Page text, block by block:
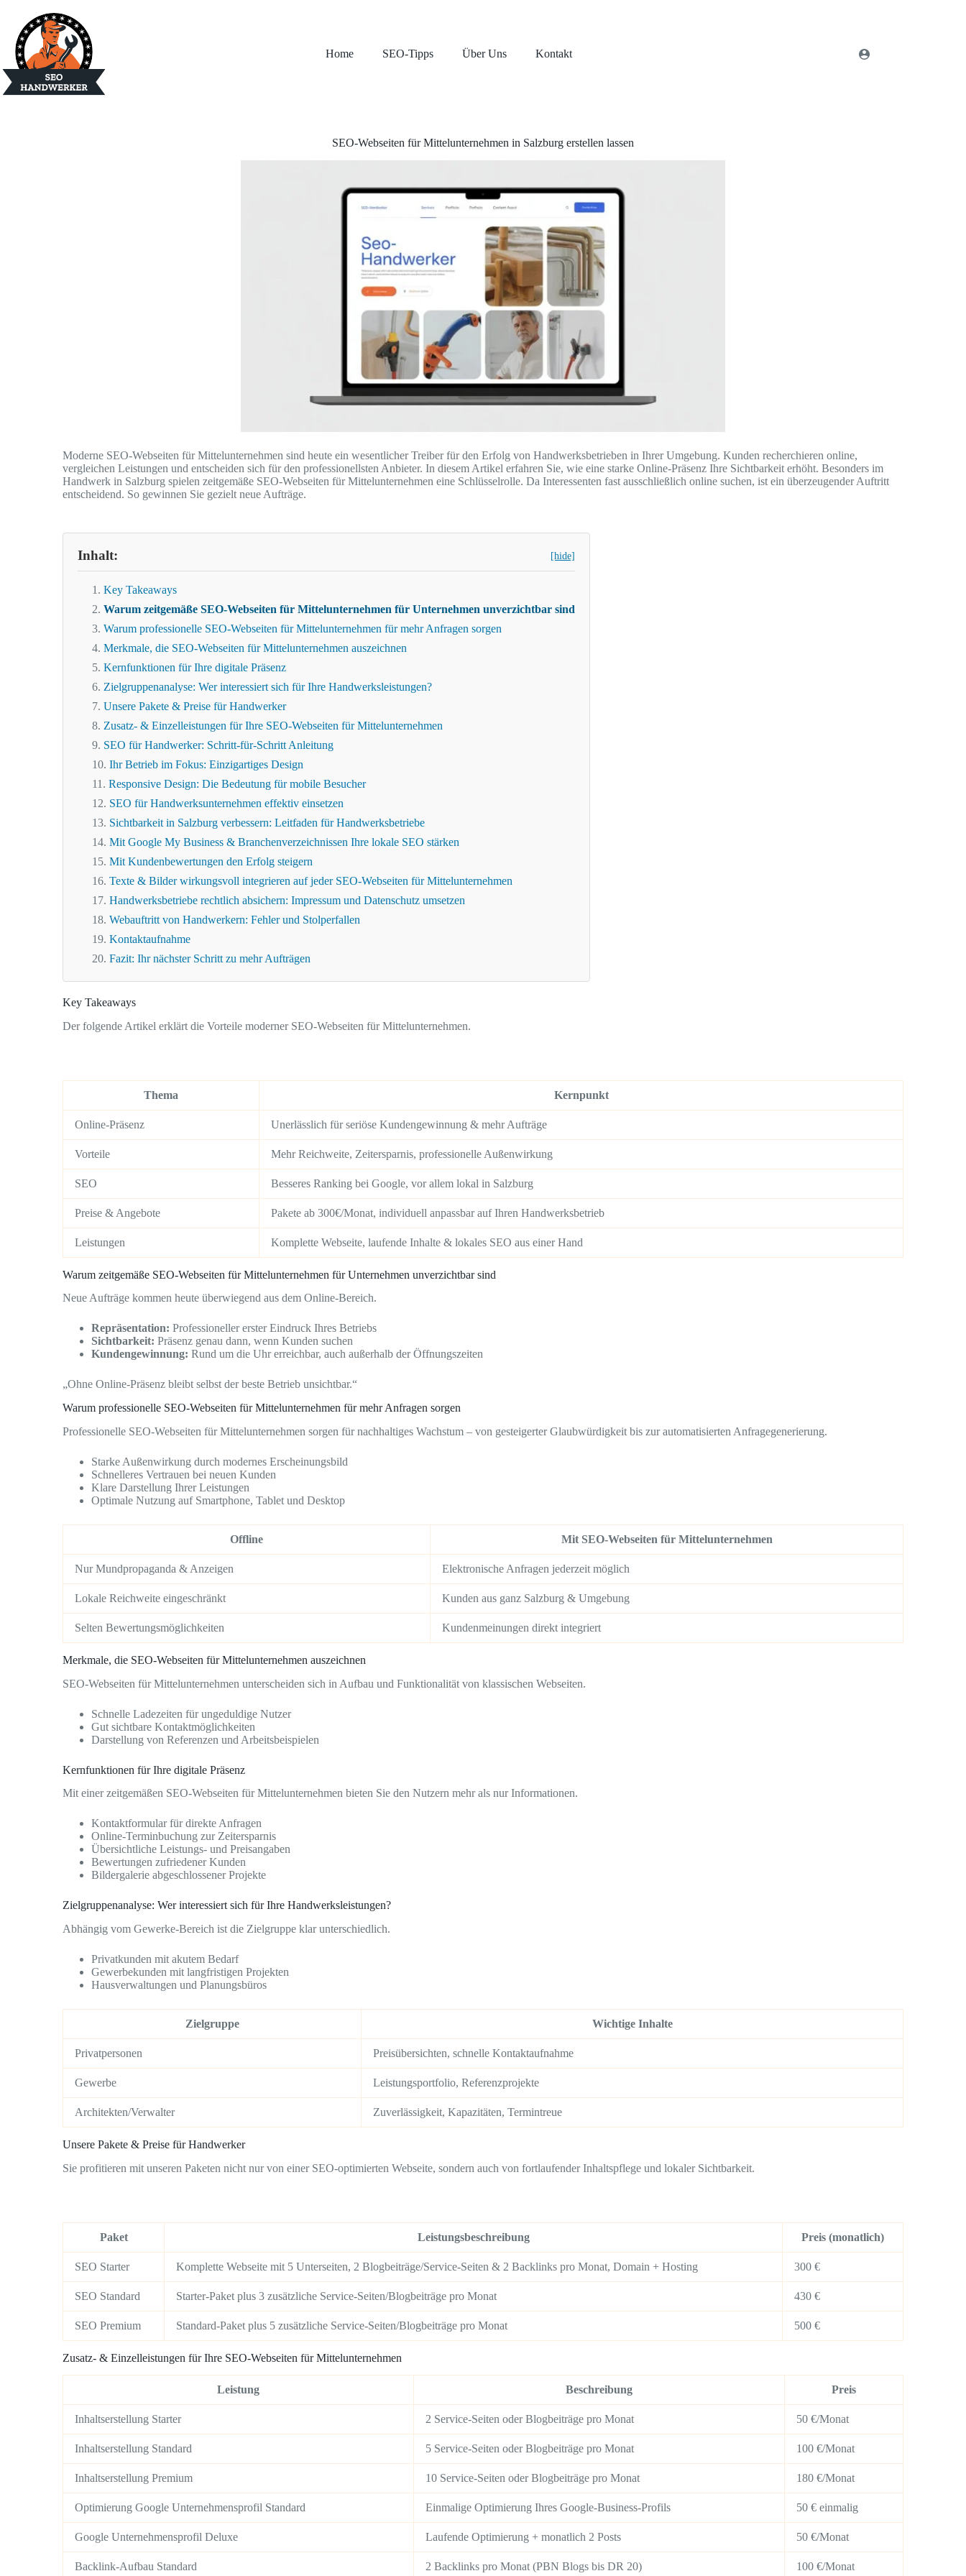
Home SEO-Tipps Über Uns Kontakt
SEO-Webseiten für Mittelunternehmen in Salzburg erstellen lassen
Moderne SEO-Webseiten für Mittelunternehmen sind heute ein wesentlicher Treiber für den Erfolg von Handwerksbetrieben in Ihrer Umgebung. Kunden recherchieren online,
vergleichen Leistungen und entscheiden sich für den professionellsten Anbieter. In diesem Artikel erfahren Sie, wie eine starke Online-Präsenz Ihre Sichtbarkeit erhöht. Besonders im
Handwerk in Salzburg spielen zeitgemäße SEO-Webseiten für Mittelunternehmen eine Schlüsselrolle. Da Interessenten fast ausschließlich online suchen, ist ein überzeugender Auftritt
entscheidend. So gewinnen Sie gezielt neue Aufträge.
Inhalt: [hide]
Key Takeaways
Warum zeitgemäße SEO-Webseiten für Mittelunternehmen für Unternehmen unverzichtbar sind
Warum professionelle SEO-Webseiten für Mittelunternehmen für mehr Anfragen sorgen
Merkmale, die SEO-Webseiten für Mittelunternehmen auszeichnen
Kernfunktionen für Ihre digitale Präsenz
Zielgruppenanalyse: Wer interessiert sich für Ihre Handwerksleistungen?
Unsere Pakete & Preise für Handwerker
Zusatz- & Einzelleistungen für Ihre SEO-Webseiten für Mittelunternehmen
SEO für Handwerker: Schritt-für-Schritt Anleitung
Ihr Betrieb im Fokus: Einzigartiges Design
Responsive Design: Die Bedeutung für mobile Besucher
SEO für Handwerksunternehmen effektiv einsetzen
Sichtbarkeit in Salzburg verbessern: Leitfaden für Handwerksbetriebe
Mit Google My Business & Branchenverzeichnissen Ihre lokale SEO stärken
Mit Kundenbewertungen den Erfolg steigern
Texte & Bilder wirkungsvoll integrieren auf jeder SEO-Webseiten für Mittelunternehmen
Handwerksbetriebe rechtlich absichern: Impressum und Datenschutz umsetzen
Webauftritt von Handwerkern: Fehler und Stolperfallen
Kontaktaufnahme
Fazit: Ihr nächster Schritt zu mehr Aufträgen
Key Takeaways
Der folgende Artikel erklärt die Vorteile moderner SEO-Webseiten für Mittelunternehmen.
Thema Kernpunkt
Online-Präsenz Unerlässlich für seriöse Kundengewinnung & mehr Aufträge
Vorteile Mehr Reichweite, Zeitersparnis, professionelle Außenwirkung
SEO Besseres Ranking bei Google, vor allem lokal in Salzburg
Preise & Angebote Pakete ab 300€/Monat, individuell anpassbar auf Ihren Handwerksbetrieb
Leistungen Komplette Webseite, laufende Inhalte & lokales SEO aus einer Hand
Warum zeitgemäße SEO-Webseiten für Mittelunternehmen für Unternehmen unverzichtbar sind
Neue Aufträge kommen heute überwiegend aus dem Online-Bereich.
Repräsentation: Professioneller erster Eindruck Ihres Betriebs
Sichtbarkeit: Präsenz genau dann, wenn Kunden suchen
Kundengewinnung: Rund um die Uhr erreichbar, auch außerhalb der Öffnungszeiten
„Ohne Online-Präsenz bleibt selbst der beste Betrieb unsichtbar.“
Warum professionelle SEO-Webseiten für Mittelunternehmen für mehr Anfragen sorgen
Professionelle SEO-Webseiten für Mittelunternehmen sorgen für nachhaltiges Wachstum – von gesteigerter Glaubwürdigkeit bis zur automatisierten Anfragegenerierung.
Starke Außenwirkung durch modernes Erscheinungsbild
Schnelleres Vertrauen bei neuen Kunden
Klare Darstellung Ihrer Leistungen
Optimale Nutzung auf Smartphone, Tablet und Desktop
Offline Mit SEO-Webseiten für Mittelunternehmen
Nur Mundpropaganda & Anzeigen Elektronische Anfragen jederzeit möglich
Lokale Reichweite eingeschränkt Kunden aus ganz Salzburg & Umgebung
Selten Bewertungsmöglichkeiten Kundenmeinungen direkt integriert
Merkmale, die SEO-Webseiten für Mittelunternehmen auszeichnen
SEO-Webseiten für Mittelunternehmen unterscheiden sich in Aufbau und Funktionalität von klassischen Webseiten.
Schnelle Ladezeiten für ungeduldige Nutzer
Gut sichtbare Kontaktmöglichkeiten
Darstellung von Referenzen und Arbeitsbeispielen
Kernfunktionen für Ihre digitale Präsenz
Mit einer zeitgemäßen SEO-Webseiten für Mittelunternehmen bieten Sie den Nutzern mehr als nur Informationen.
Kontaktformular für direkte Anfragen
Online-Terminbuchung zur Zeitersparnis
Übersichtliche Leistungs- und Preisangaben
Bewertungen zufriedener Kunden
Bildergalerie abgeschlossener Projekte
Zielgruppenanalyse: Wer interessiert sich für Ihre Handwerksleistungen?
Abhängig vom Gewerke-Bereich ist die Zielgruppe klar unterschiedlich.
Privatkunden mit akutem Bedarf
Gewerbekunden mit langfristigen Projekten
Hausverwaltungen und Planungsbüros
Zielgruppe Wichtige Inhalte
Privatpersonen Preisübersichten, schnelle Kontaktaufnahme
Gewerbe Leistungsportfolio, Referenzprojekte
Architekten/Verwalter Zuverlässigkeit, Kapazitäten, Termintreue
Unsere Pakete & Preise für Handwerker
Sie profitieren mit unseren Paketen nicht nur von einer SEO-optimierten Webseite, sondern auch von fortlaufender Inhaltspflege und lokaler Sichtbarkeit.
Paket Leistungsbeschreibung Preis (monatlich)
SEO Starter Komplette Webseite mit 5 Unterseiten, 2 Blogbeiträge/Service-Seiten & 2 Backlinks pro Monat, Domain + Hosting 300 €
SEO Standard Starter-Paket plus 3 zusätzliche Service-Seiten/Blogbeiträge pro Monat 430 €
SEO Premium Standard-Paket plus 5 zusätzliche Service-Seiten/Blogbeiträge pro Monat 500 €
Zusatz- & Einzelleistungen für Ihre SEO-Webseiten für Mittelunternehmen
Leistung Beschreibung Preis
Inhaltserstellung Starter 2 Service-Seiten oder Blogbeiträge pro Monat 50 €/Monat
Inhaltserstellung Standard 5 Service-Seiten oder Blogbeiträge pro Monat 100 €/Monat
Inhaltserstellung Premium 10 Service-Seiten oder Blogbeiträge pro Monat 180 €/Monat
Optimierung Google Unternehmensprofil Standard Einmalige Optimierung Ihres Google-Business-Profils 50 € einmalig
Google Unternehmensprofil Deluxe Laufende Optimierung + monatlich 2 Posts 50 €/Monat
Backlink-Aufbau Standard 2 Backlinks pro Monat (PBN Blogs bis DR 20) 100 €/Monat